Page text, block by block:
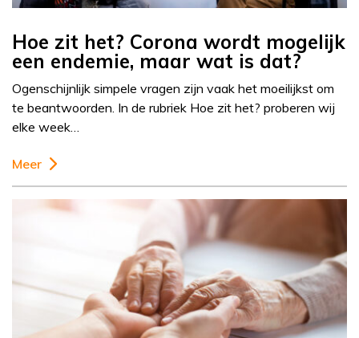
Hoe zit het? Corona wordt mogelijk
een endemie, maar wat is dat?
Ogenschijnlijk simpele vragen zijn vaak het moeilijkst om
te beantwoorden. In de rubriek Hoe zit het? proberen wij
elke week…
Meer